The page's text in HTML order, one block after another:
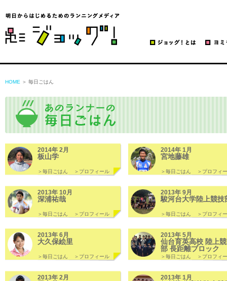
HOME ＞ 毎日ごはん
2014年 2月
板山学
＞毎日ごはん ＞プロフィール
2014年 1月
宮地藤雄
＞毎日ごはん ＞プロフィ
2013年 10月
深浦祐哉
＞毎日ごはん ＞プロフィール
2013年 9月
駿河台大学陸上競技
＞毎日ごはん ＞プロフィ
2013年 6月
大久保絵里
＞毎日ごはん ＞プロフィール
2013年 5月
仙台育英高校 陸上
部 長距離ブロック
＞毎日ごはん ＞プロフィ
2013年 2月 2013年 1月